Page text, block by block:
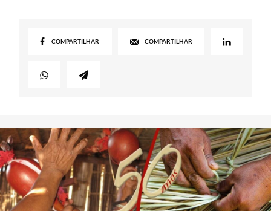
COMPARTILHAR COMPARTILHAR